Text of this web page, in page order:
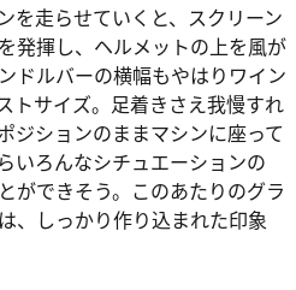
を走らせていくと、スクリーン
発揮し、ヘルメットの上を風が
ドルバーの横幅もやはりワイン
トサイズ。足着きさえ我慢すれ
ジションのままマシンに座って
いろんなシチュエーションの
ができそう。このあたりのグラ
、しっかり作り込まれた印象